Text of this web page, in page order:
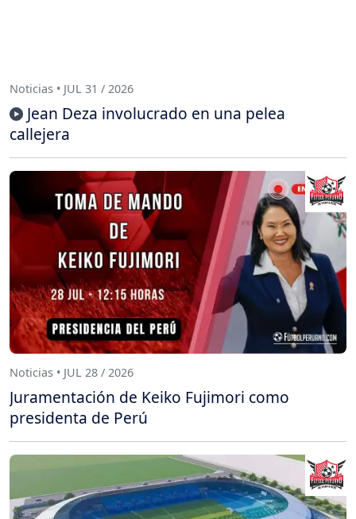
Noticias • JUL 31 / 2026
Jean Deza involucrado en una pelea
callejera
Noticias • JUL 28 / 2026
Juramentación de Keiko Fujimori como
presidenta de Perú